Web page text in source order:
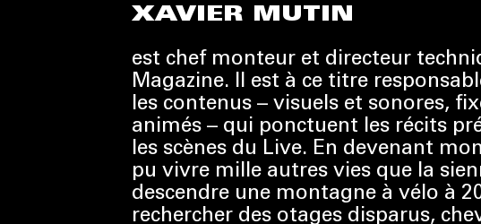
XAVIER MUTIN
est chef monteur et directeur
Magazine. Il est à ce titre
les contenus – visuels et sonores,
animés – qui ponctuent les récits
les scènes du Live. En devenant
pu vivre mille autres vies que la
descendre une montagne à vélo à
rechercher des otages disparus,